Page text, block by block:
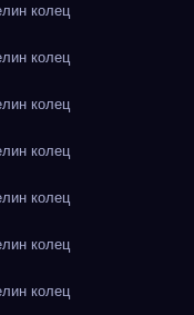
колец
колец
колец
колец
колец
колец
колец